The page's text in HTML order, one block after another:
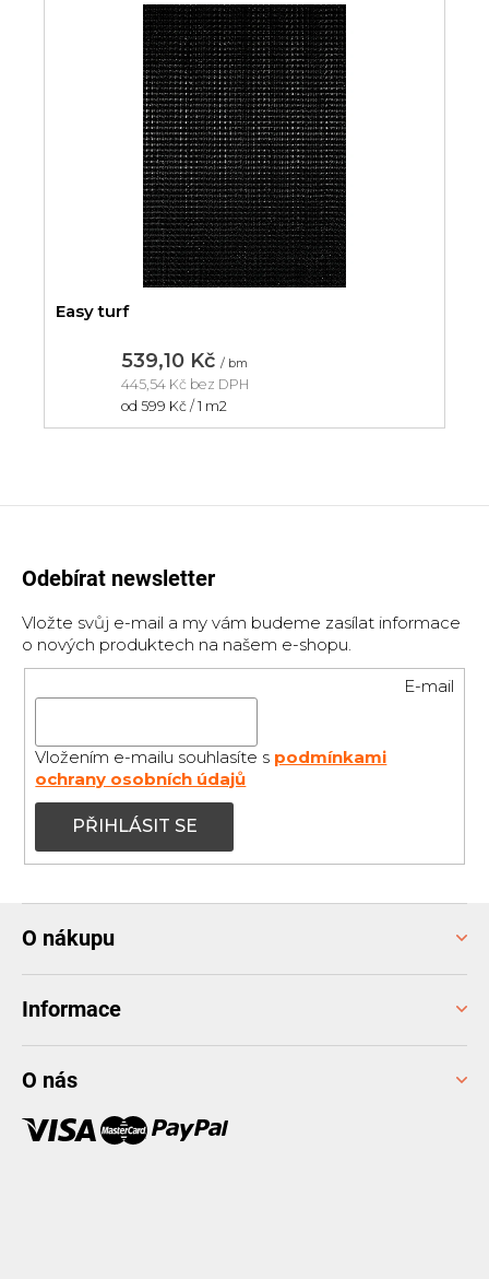
Easy turf
539,10 Kč / bm
445,54 Kč bez DPH
Měrná
od 599 Kč / 1 m2
Odebírat newsletter
Vložte svůj e-mail a my vám budeme zasílat informace
o nových produktech na našem e-shopu.
E-mail
Vložením e-mailu souhlasíte s podmínkami
ochrany osobních údajů
PŘIHLÁSIT SE
O nákupu
Informace
O nás